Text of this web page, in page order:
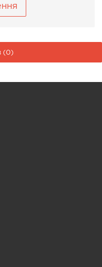
(0)